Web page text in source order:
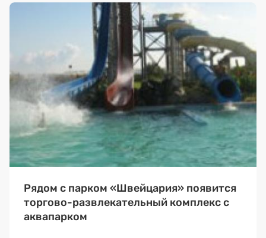
Рядом с парком «Швейцария» появится
торгово-развлекательный комплекс с
аквапарком